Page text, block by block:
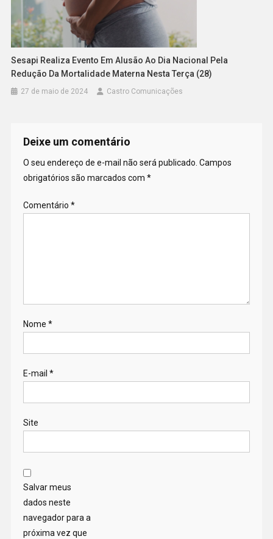
Sesapi Realiza Evento Em Alusão Ao Dia Nacional Pela
Redução Da Mortalidade Materna Nesta Terça (28)
27 de maio de 2024 Castro Comunicações
Deixe um comentário
O seu endereço de e-mail não será publicado. Campos
obrigatórios são marcados com *
Comentário *
Nome *
E-mail *
Site
Salvar meus
dados neste
navegador para a
próxima vez que